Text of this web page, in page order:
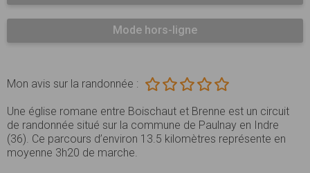
Mode hors-ligne
Mon avis sur la randonnée :
Une église romane entre Boischaut et Brenne est un circuit
de randonnée situé sur la commune de Paulnay en Indre
(36). Ce parcours d’environ 13.5 kilomètres représente en
moyenne 3h20 de marche.